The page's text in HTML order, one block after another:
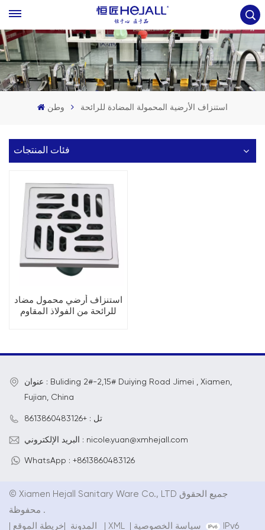
وطن استنزاف الأرضية المحمولة المضادة للرائحة
فئات المنتجات
استنزاف أرضي محمول مضاد
للرائحة من الفولاذ المقاوم
عنوان : Buliding 2#-2,15# Duiying Road Jimei , Xiamen,
Fujian, China
تل : +8613860483126
البريد الإلكتروني : nicole.yuan@xmhejall.com
WhatsApp : +8613860483126
© Xiamen Hejall Sanitary Ware Co., LTD جميع الحقوق
محفوظة .
المدونة XML سياسة الخصوصية IPv6